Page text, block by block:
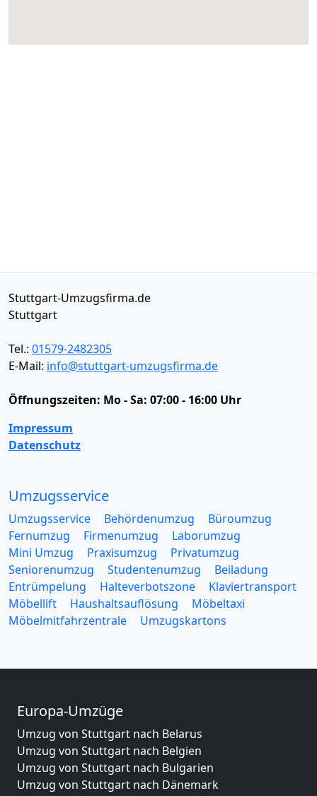
Stuttgart-Umzugsfirma.de
Stuttgart
Tel.: 01579-2482305
E-Mail: info@stuttgart-umzugsfirma.de
Öffnungszeiten: Mo - Sa: 07:00 - 16:00 Uhr
Impressum
Datenschutz
Umzugsservice
Umzugsservice Behördenumzug
Büroumzug
Fernumzug
Firmenumzug
Laborumzug
Mini Umzug
Praxisumzug
Privatumzug
Seniorenumzug
Studentenumzug
Beiladung
Entrümpelung
Halteverbotszone
Klaviertransport
Möbellift
Haushaltsauflösung
Möbeltaxi
Möbelmitfahrzentrale
Umzugskartons
Europa-Umzüge
Umzug von Stuttgart nach Belarus
Umzug von Stuttgart nach Belgien
Umzug von Stuttgart nach Bulgarien
Umzug von Stuttgart nach Dänemark